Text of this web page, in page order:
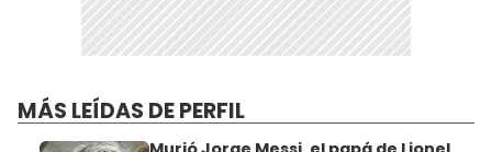
MÁS LEÍDAS DE PERFIL